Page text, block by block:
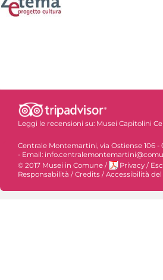
Leggi le recensioni su: Musei Capitolini
Centrale Montemartini, via Ostiense 106 -
- Email:
© 2017 Musei in Comune / Privacy /
Responsabilità / Credits / Accessibilità